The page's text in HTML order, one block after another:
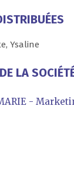
Ysaline
LA
-